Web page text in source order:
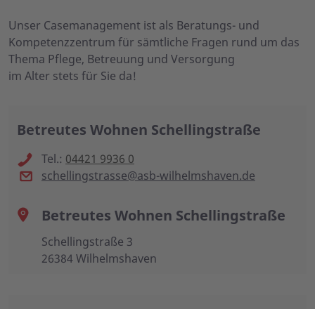
Unser Casemanagement ist als Beratungs- und
Kompetenzzentrum für sämtliche Fragen rund um das
Thema Pflege, Betreuung und Versorgung
im Alter stets für Sie da!
Betreutes Wohnen Schellingstraße
Tel.: 04421 9936 0
schellingstrasse@asb-wilhelmshaven.de
Betreutes Wohnen Schellingstraße
Schellingstraße 3
26384 Wilhelmshaven